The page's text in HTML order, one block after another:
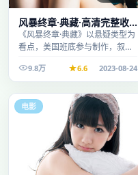
风暴终章·典藏·高清完整收
录适合周末一口气刷完
《风暴终章·典藏》以悬疑类型为
看点，美国班底参与制作，叙事
观看。
9.8万 6.6 2023-08-24
电影